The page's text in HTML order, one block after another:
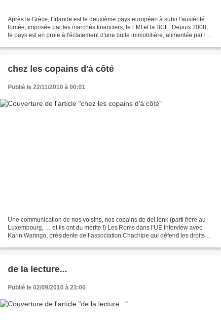
Après la Grèce, l'Irlande est le deuxième pays européen à subir l'austérité
forcée, imposée par les marchés financiers, le FMI et la BCE. Depuis 2008,
le pays est en proie à l'éclatement d'une bulle immobilière, alimentée par la
chez les copains d'à côté
Publié le 22/11/2010 à 00:01
Une communication de nos voisins, nos copains de dei lénk (parti frère au
Luxembourg, … et ils ont du mérite !) Les Roms dans l’UE Interview avec
Karin Waringo, présidente de l’association Chachipe qui défend les droits
de la lecture...
Publié le 02/09/2010 à 23:00